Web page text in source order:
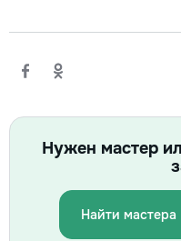
Нужен мастер
Найти мастера